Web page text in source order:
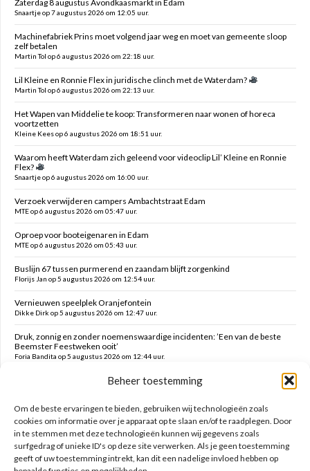
Beheer toestemming
Om de beste ervaringen te bieden, gebruiken wij technologieën zoals
cookies om informatie over je apparaat op te slaan en/of te raadplegen. Door
in te stemmen met deze technologieën kunnen wij gegevens zoals
surfgedrag of unieke ID's op deze site verwerken. Als je geen toestemming
geeft of uw toestemming intrekt, kan dit een nadelige invloed hebben op
Zaterdag 8 augustus Avondkaasmarkt in Edam
Snaartje op 7 augustus 2026 om 12:05 uur.
Machinefabriek Prins moet volgend jaar weg en moet van gemeente sloop
zelf betalen
Martin Tol op 6 augustus 2026 om 22:18 uur.
Lil Kleine en Ronnie Flex in juridische clinch met de Waterdam?
Martin Tol op 6 augustus 2026 om 22:13 uur.
Het Wapen van Middelie te koop: Transformeren naar wonen of horeca
voortzetten
Kleine Kees op 6 augustus 2026 om 18:51 uur.
Waarom heeft Waterdam zich geleend voor videoclip Lil’ Kleine en Ronnie
Flex?
Snaartje op 6 augustus 2026 om 16:00 uur.
Verzoek verwijderen campers Ambachtstraat Edam
MTE op 6 augustus 2026 om 05:47 uur.
Oproep voor booteigenaren in Edam
MTE op 6 augustus 2026 om 05:43 uur.
Buslijn 67 tussen purmerend en zaandam blijft zorgenkind
Florijs Jan op 5 augustus 2026 om 12:54 uur.
Vernieuwen speelplek Oranjefontein
Dikke Dirk op 5 augustus 2026 om 12:47 uur.
Druk, zonnig en zonder noemenswaardige incidenten: ’Een van de beste
Beemster Feestweken ooit’
Foria Bandita op 5 augustus 2026 om 12:44 uur.
Feesten tot in de late uurtjes en daarna vanmorgen met milde kater o.a.
hekken kaaltrekken, doeken vouwen en terrein schoonmaken
Zoeken op deze site